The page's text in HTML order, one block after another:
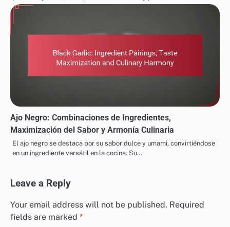
Ajo Negro: Combinaciones de Ingredientes,
Maximización del Sabor y Armonía Culinaria
El ajo negro se destaca por su sabor dulce y umami, convirtiéndose
en un ingrediente versátil en la cocina. Su…
Leave a Reply
Your email address will not be published. Required
fields are marked *